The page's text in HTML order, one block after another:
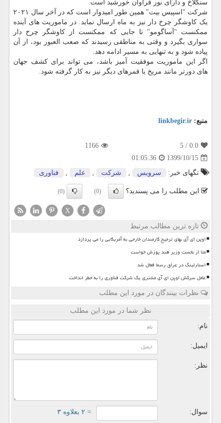
سنگلاخ و دارای نور فراوان خورشید است.
شرکت "اسپیس بیت" همین طور امیدوار است که در آخر سال ۲۰۲۱
یک کاوشگر چرخ دار نیز به ماه ارسال نماید. در ماموریت های آینده
ممکنست "آساگومو" تا جایی که ممکنست از کاوشگر چرخ دار
سواری بگیرد و وقتی به مناطقی رسیدند که صعب العبور بود، از آن
پیاده شود و به تنهایی به مسیر ادامه دهد.
اگر این ماموریت موفقیت آمیز باشد، می تواند برای کشف جهان
های دورتر مانند مریخ یا قمرهای دیگر نیز به کار گرفته شود.
منبع: linkbegir.ir
0.0
/ 5
1166
1399/10/15
01:05:36
تگهای خبر:
سرویس , شركت , علم , فناوری
این مطلب را می پسندید؟ (0)
(0)
X
تازه ترین مطالب مرتبط
اوپن ای آی بهای ترجیح کارمندان خارجی به آمریکایی را می پردازد
متا از نخست وزیر هند پوزش خواست
استارلینک در عراق رسما فعال شد
عامل سرکش اوپن ای آی مشتری یک شرکت فناوری را به خطر انداخت
نظرات بینندگان در مورد این مطلب
نظر شما در مورد این مطلب
نام:
ایمیل:
نظر:
سوال: = ۲ بعلاوه ۳